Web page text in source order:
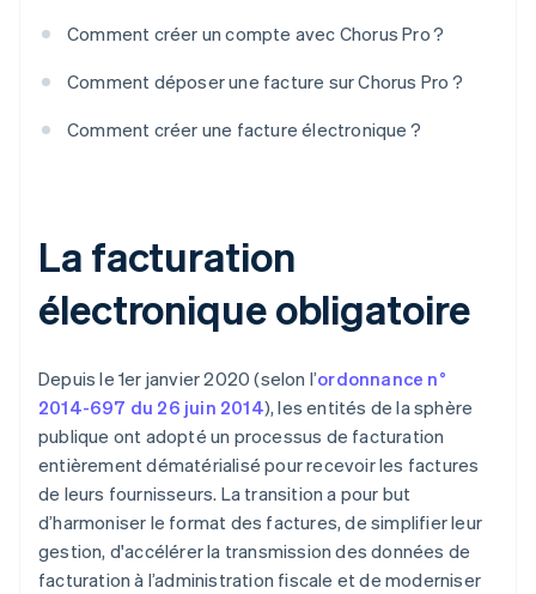
Comment créer un compte avec Chorus Pro ?
Comment déposer une facture sur Chorus Pro ?
Comment créer une facture électronique ?
La facturation
électronique obligatoire
Depuis le 1er janvier 2020 (selon l’ordonnance n°
2014-697 du 26 juin 2014), les entités de la sphère
publique ont adopté un processus de facturation
entièrement dématérialisé pour recevoir les factures
de leurs fournisseurs. La transition a pour but
d’harmoniser le format des factures, de simplifier leur
gestion, d'accélérer la transmission des données de
facturation à l’administration fiscale et de moderniser